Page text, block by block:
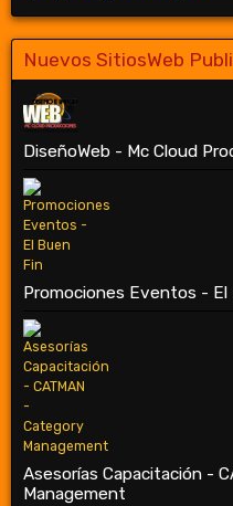
Nuevos SitiosWeb
DiseñoWeb - Mc Cloud
Promociones Eventos - El
Asesorías Capacitación -
Management